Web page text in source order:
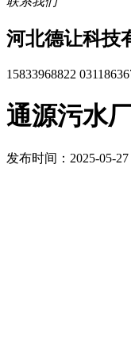
河北德让科技
15833968822
通源污水
发布时间：2025-05-27